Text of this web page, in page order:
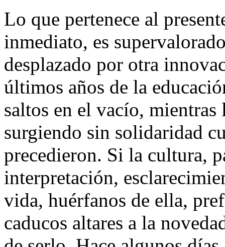
Lo que pertenece al
inmediato, es
desplazado por otra
últimos años de la
saltos en el vacío, mientras
surgiendo sin solidaridad
precedieron. Si la cultura,
interpretación,
vida, huérfanos de ella,
caducos altares a la